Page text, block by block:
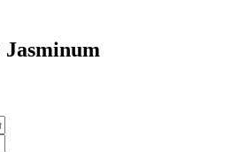
Jasminum